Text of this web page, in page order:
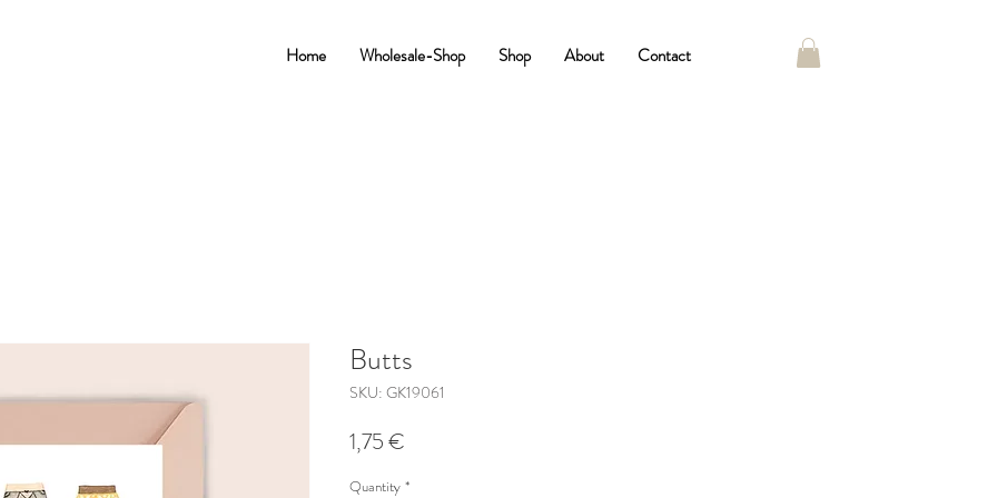
Home Wholesale-Shop Shop About Contact
Butts
SKU: GK19061
1,75 €
Quantity *